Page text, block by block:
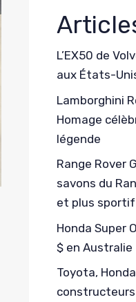
L’EX50 de
aux États-
Lamborghini
Homage
légende
Range Rover
savons du
et plus sportif
Honda Super
$ en Australie
Toyota,